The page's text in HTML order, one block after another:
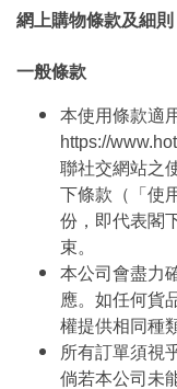
網上購物條款及細則
一般條款
本使用條款適
https://
聯社交網站之
下條款（「使
份，即代表閣
束。
本公司會盡力
應。如任何貨
權提供相同種
所有訂單須視
倘若本公司未